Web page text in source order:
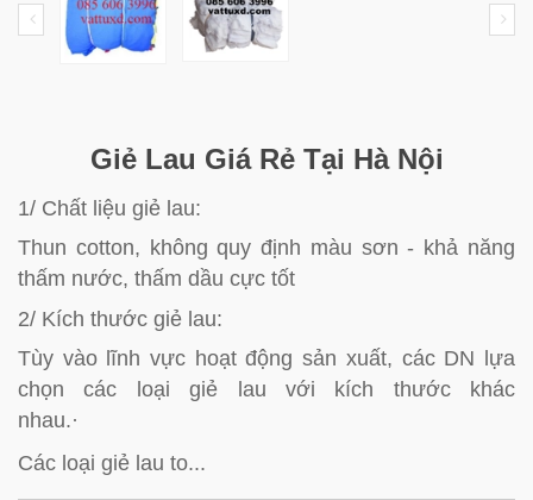
Giẻ Lau Giá Rẻ Tại Hà Nội
1/ Chất liệu giẻ lau:
Thun cotton, không quy định màu sơn - khả năng
thấm nước, thấm dầu cực tốt
2/ Kích thước giẻ lau:
Tùy vào lĩnh vực hoạt động sản xuất, các DN lựa
chọn các loại giẻ lau với kích thước khác
nhau.·
Các loại giẻ lau to...